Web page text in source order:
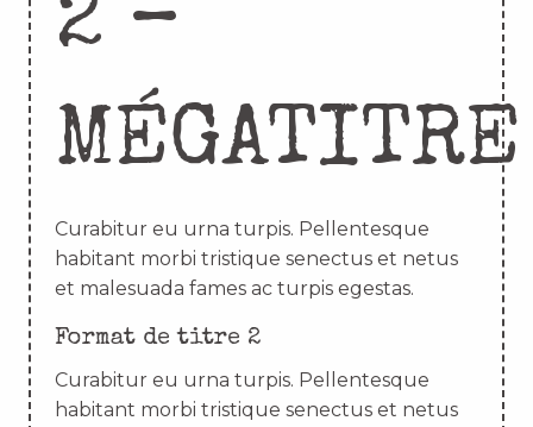
2 –
MÉGATITRE
Curabitur eu urna turpis. Pellentesque
habitant morbi tristique senectus et netus
et malesuada fames ac turpis egestas.
Format de titre 2
Curabitur eu urna turpis. Pellentesque
habitant morbi tristique senectus et netus